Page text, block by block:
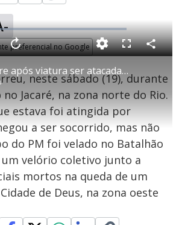
preferencial no Google
P
l
a
y
PM morre após viatura ser atacada no Jacaré, na zona norte do Rio
A
n
ç
a
1
s
e
u
n
o
s
F
l
s
c
e
n
C
o
a
r
i
l
neste sábado (19), durante
Jacaré, na zona norte do Rio.
estava foi atingida por
a ser socorrido, mas não
do PM foi velado no Batalhão
um velório coletivo junto a
mortos na queda de um
de Deus, na zona oeste